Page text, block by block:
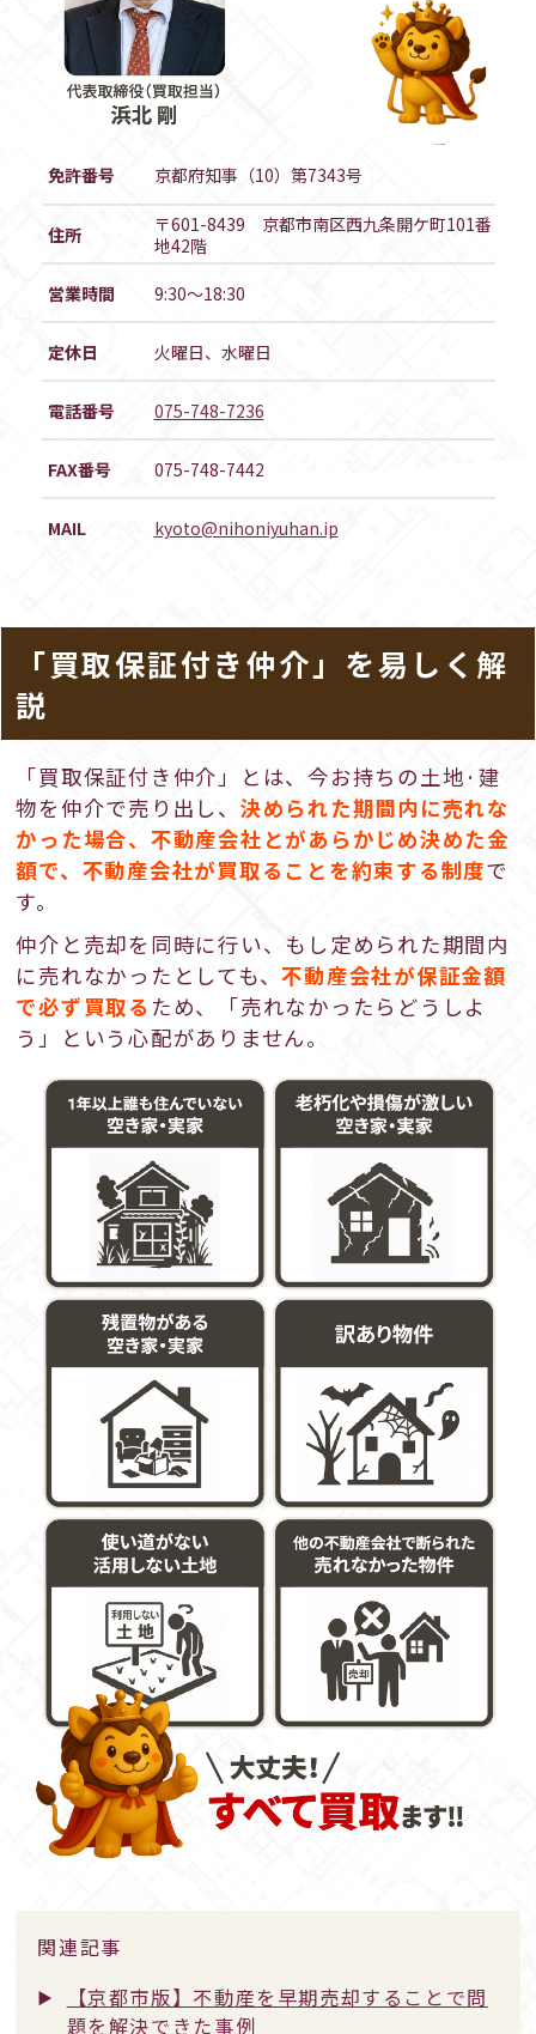
免許番号 京都府知事（10）第7343号
住所
〒601-8439 京都市南区西九条開ケ町101番
地42階
営業時間
9:30～18:30
定休日 火曜日、水曜日
電話番号 075-748-7236
FAX番号 075-748-7442
MAIL kyoto@nihoniyuhan.ip
「買取保証付き仲介」を易しく解
説
「買取保証付き仲介」とは、今お持ちの土地·建
物を仲介で売り出し、 決められた期間内に売れな
かった場合、不動産会社とがあらかじめ決めた金
額で、不動産会社が買取ることを約束する制度で
す。
仲介と売却を同時に行い、もし定められた期間内
に売れなかったとしても、不動産会社が保証金額
で必ず買取る ため、「売れなかったらどうしよ
う」という心配がありません。
関連記事
【京都市版】不動産を早期売却することで問
題を解決できた事例